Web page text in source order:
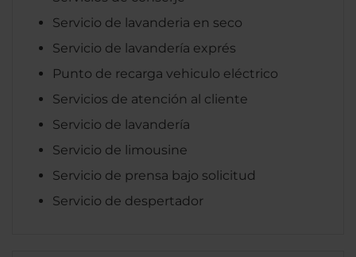
Servicio de lavanderia en seco
Servicio de lavandería exprés
Punto de recarga vehiculo eléctrico
Servicios de atención al cliente
Servicio de lavandería
Servicio de limousine
Servicio de prensa bajo solicitud
Servicio de despertador